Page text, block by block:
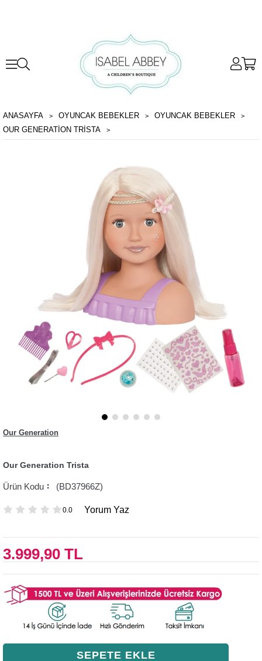
ANASAYFA OYUNCAK BEBEKLER
OYUNCAK BEBEKLER
OUR GENERATION TRISTA
Our Generation
Our Generation Trista
(BD37966Z)
0.0 Yorum Yaz
3.999,90 TL